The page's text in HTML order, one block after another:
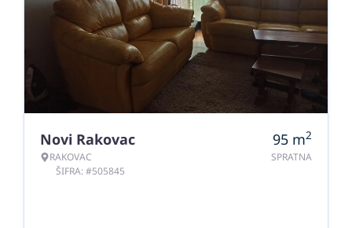
Novi Rakovac
RAKOVAC
ŠIFRA: #505845
95 m2
SPRATNA